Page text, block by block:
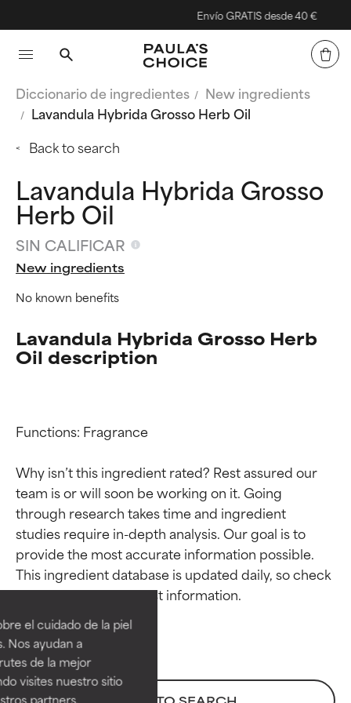
el cuidado de la piel
Nos ayudan a
de la mejor
visites nuestro sitio
partners,
Envío GRATIS desde 40 €
Diccionario de ingredientes
New ingredients
Lavandula Hybrida Grosso Herb Oil
Back to search
Lavandula Hybrida Grosso
Herb Oil
SIN CALIFICAR
New ingredients
No known benefits
Lavandula Hybrida Grosso Herb
Oil description
Functions: Fragrance
Why isn’t this ingredient rated? Rest assured our
team is or will soon be working on it. Going
through research takes time and ingredient
studies require in-depth analysis. Our goal is to
provide the most accurate information possible.
This ingredient database is updated daily, so check
Calificaciones de
ingredientes
EXCELENTE
Ingrediente sobresaliente con
beneficios reales para la piel. Su
eficacia está demostrada y
Calificaciones de
ingredientes
EXCELENTE
Ingrediente sobresaliente con
beneficios reales para la piel. Su
eficacia está demostrada y